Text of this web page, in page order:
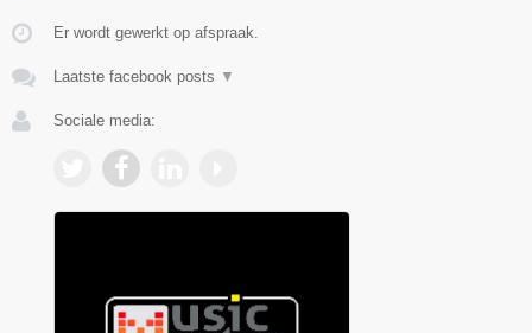
Er wordt gewerkt op afspraak.
Laatste facebook posts ▼
Sociale media: